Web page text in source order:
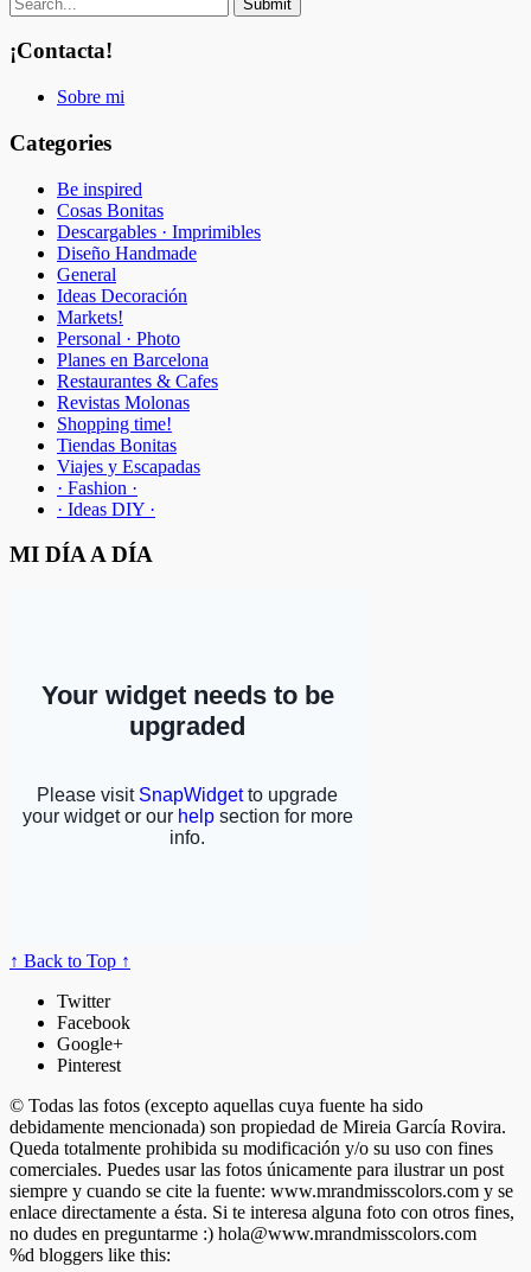
¡Contacta!
Sobre mi
Categories
Be inspired
Cosas Bonitas
Descargables · Imprimibles
Diseño Handmade
General
Ideas Decoración
Markets!
Personal · Photo
Planes en Barcelona
Restaurantes & Cafes
Revistas Molonas
Shopping time!
Tiendas Bonitas
Viajes y Escapadas
· Fashion ·
· Ideas DIY ·
MI DÍA A DÍA
↑ Back to Top ↑
Twitter
Facebook
Google+
Pinterest
© Todas las fotos (excepto aquellas cuya fuente ha sido
debidamente mencionada) son propiedad de Mireia García Rovira.
Queda totalmente prohibida su modificación y/o su uso con fines
comerciales. Puedes usar las fotos únicamente para ilustrar un post
siempre y cuando se cite la fuente: www.mrandmisscolors.com y se
enlace directamente a ésta. Si te interesa alguna foto con otros fines,
no dudes en preguntarme :) hola@www.mrandmisscolors.com
%d bloggers like this: